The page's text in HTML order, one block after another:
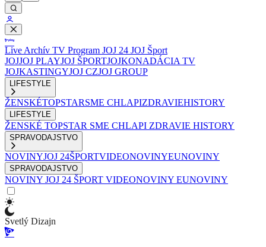
Live Archív TV Program JOJ 24 JOJ Šport
JOJJOJ PLAYJOJ ŠPORTJOJKONADÁCIA TV
JOJKASTINGYJOJ CZJOJ GROUP
LIFESTYLE
ŽENSKÉTOPSTARSME CHLAPIZDRAVIEHISTORY
LIFESTYLE
ŽENSKÉ TOPSTAR SME CHLAPI ZDRAVIE HISTORY
SPRAVODAJSTVO
NOVINYJOJ 24ŠPORTVIDEONOVINYEUNOVINY
SPRAVODAJSTVO
NOVINY JOJ 24 ŠPORT VIDEONOVINY EUNOVINY
Svetlý Dizajn